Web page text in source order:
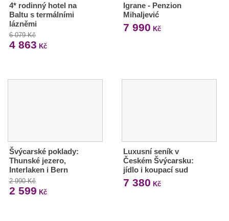
4* rodinný hotel na
Baltu s termálními
lázněmi
6 079 Kč
4 863 Kč
Igrane - Penzion
Mihaljević
7 990 Kč
Švýcarské poklady:
Thunské jezero,
Interlaken i Bern
2 990 Kč
2 599 Kč
Luxusní seník v
Českém Švýcarsku:
jídlo i koupací sud
7 380 Kč